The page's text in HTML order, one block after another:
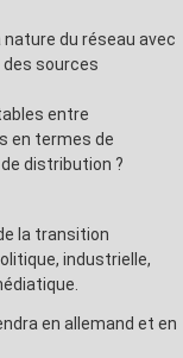
du réseau avec
sources
entre
en termes de
distribution ?
la transition
industrielle,
en allemand et en